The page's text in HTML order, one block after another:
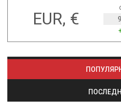
EUR, €